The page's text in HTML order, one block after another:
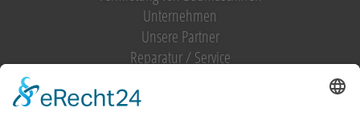
Unternehmen
Unsere Partner
Reparatur / Service